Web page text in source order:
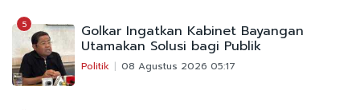
5 Golkar Ingatkan Kabinet Bayangan
Utamakan Solusi bagi Publik
Politik 08 Agustus 2026 05:17